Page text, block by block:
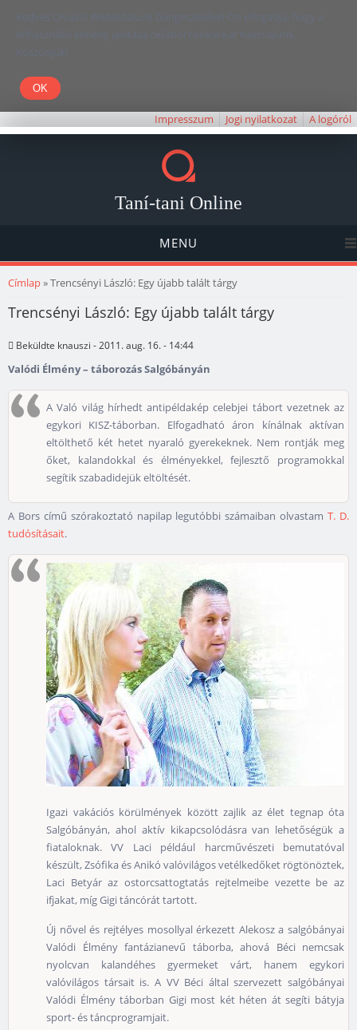
Kedves Olvasó! Weboldalunk böngészésével Ön elfogadja, hogy a
felhasználói élmény javítása céljából cookie-kat használunk.
Köszönjük!
Impresszum Jogi nyilatkozat A logóról
Taní-tani Online
MENU
Jelenlegi hely
Címlap» Trencsényi László: Egy újabb talált tárgy
Trencsényi László: Egy újabb talált tárgy
Beküldte knauszi - 2011. aug. 16. - 14:44
Valódi Élmény – táborozás Salgóbányán
A Való világ hírhedt antipéldakép celebjei tábort vezetnek az
egykori KISZ-táborban. Elfogadható áron kínálnak aktívan
eltölthető két hetet nyaraló gyerekeknek. Nem rontják meg
őket, kalandokkal és élményekkel, fejlesztő programokkal
segítik szabadidejük eltöltését.
A Bors című szórakoztató napilap legutóbbi számaiban olvastamT. D.
tudósításait.
Igazi vakációs körülmények között zajlik az élet tegnap óta
Salgóbányán, ahol aktív kikapcsolódásra van lehetőségük a
fiataloknak. VV Laci például harcművészeti bemutatóval
készült, Zsófika és Anikó valóvilágos vetélkedőket rögtönöztek,
Laci Betyár az ostorcsattogtatás rejtelmeibe vezette be az
ifjakat, míg Gigi táncórát tartott.
Új nővel és rejtélyes mosollyal érkezett Alekosz a salgóbányai
Valódi Élmény fantázianevű táborba, ahová Béci nemcsak
nyolcvan kalandéhes gyermeket várt, hanem egykori
valóvilágos társait is. A VV Béci által szervezett salgóbányai
Valódi Élmény táborban Gigi most két héten át segíti bátyja
sport- és táncprogramjait.